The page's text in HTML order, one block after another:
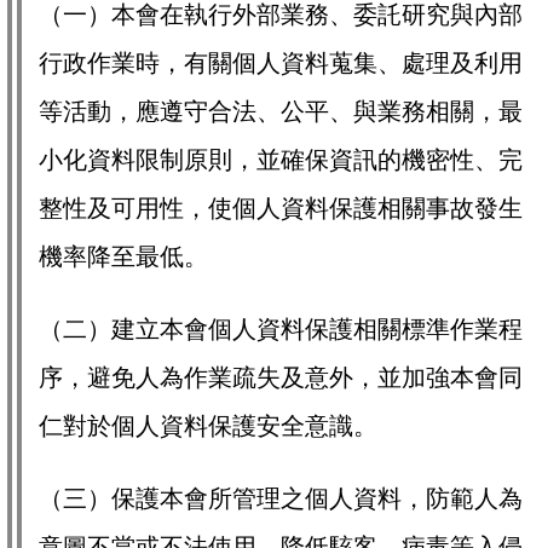
（一）本會在執行外部業務、委託研究與內部
行政作業時，有關個人資料蒐集、處理及利用
等活動，應遵守合法、公平、與業務相關，最
小化資料限制原則，並確保資訊的機密性、完
整性及可用性，使個人資料保護相關事故發生
機率降至最低。
（二）建立本會個人資料保護相關標準作業程
序，避免人為作業疏失及意外，並加強本會同
仁對於個人資料保護安全意識。
（三）保護本會所管理之個人資料，防範人為